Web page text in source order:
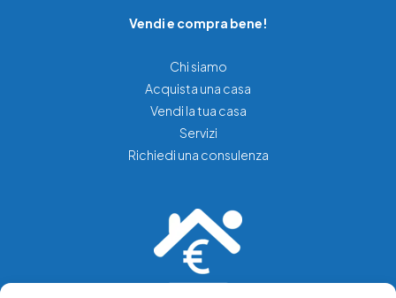
Vendi e compra bene!
Chi siamo
Acquista una casa
Vendi la tua casa
Servizi
Richiedi una consulenza